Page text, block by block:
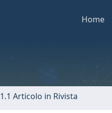
Home
1.1 Articolo in Rivista